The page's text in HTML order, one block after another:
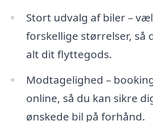
Stort udvalg af biler –
forskellige størrelser, så
alt dit flyttegods.
Modtagelighed –
online, så du kan sikre
ønskede bil på forhånd.